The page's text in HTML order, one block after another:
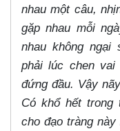
nhau một câu,
gặp nhau mỗi
nhau không
phải lúc chen vai
đứng đầu. Vậy
Có khổ hết
cho đạo tràng